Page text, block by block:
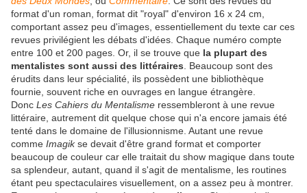
format d'un roman, format dit "royal" d'environ 16 x 24 cm,
comportant assez peu d'images, essentiellement du texte car ces
revues privilégient les débats d'idées. Chaque numéro compte
entre 100 et 200 pages. Or, il se trouve que la plupart des
mentalistes sont aussi des littéraires . Beaucoup sont des
érudits dans leur spécialité, ils possèdent une bibliothèque
fournie, souvent riche en ouvrages en langue étrangère.
Donc Les Cahiers du Mentalisme ressembleront à une revue
littéraire, autrement dit quelque chose qui n'a encore jamais été
tenté dans le domaine de l'illusionnisme. Autant une revue
comme Imagikse devait d'être grand format et comporter
beaucoup de couleur car elle traitait du show magique dans toute
sa splendeur, autant, quand il s'agit de mentalisme, les routines
étant peu spectaculaires visuellement, on a assez peu à montrer.